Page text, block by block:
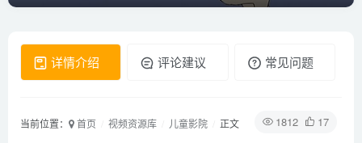
详情介绍 评论建议 常见问题
1812 17
当前位置： 首页 视频资源库 儿童影院 正文